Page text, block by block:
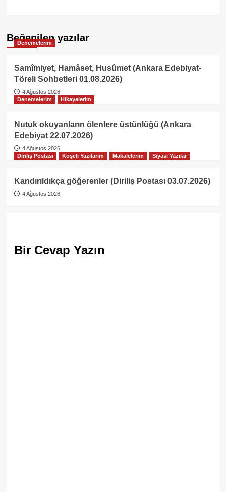
Beğenilen yazılar
Denemelerim
Samîmiyet, Hamâset, Husûmet (Ankara Edebiyat-
Töreli Sohbetleri 01.08.2026)
4 Ağustos 2026
Denemelerim
Hikayelerim
Nutuk okuyanların ölenlere üstünlüğü (Ankara
Edebiyat 22.07.2026)
4 Ağustos 2026
Diriliş Postası
Köşeli Yazılarım Makalelerim Siyasi Yazılar
Kandırıldıkça göğerenler (Diriliş Postası 03.07.2026)
4 Ağustos 2026
Bir Cevap Yazın